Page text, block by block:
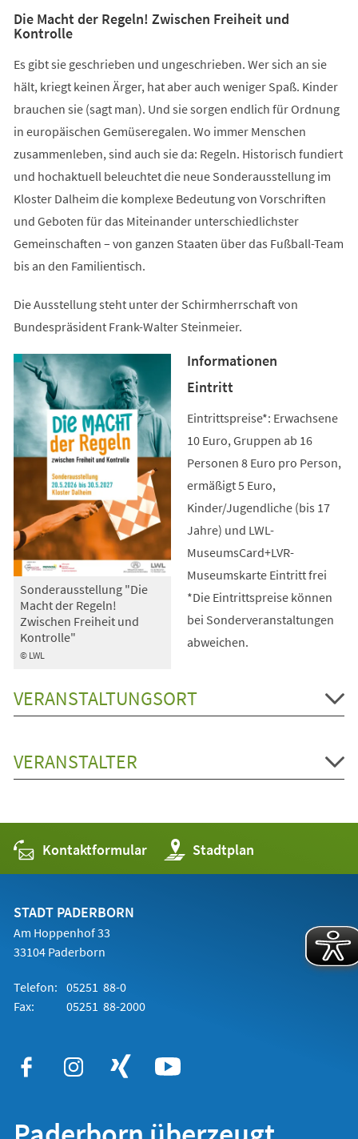
Die Macht der Regeln! Zwischen Freiheit und
Kontrolle
Es gibt sie geschrieben und ungeschrieben. Wer sich an sie
hält, kriegt keinen Ärger, hat aber auch weniger Spaß. Kinder
brauchen sie (sagt man). Und sie sorgen endlich für Ordnung
in europäischen Gemüseregalen. Wo immer Menschen
zusammenleben, sind auch sie da: Regeln. Historisch fundiert
und hochaktuell beleuchtet die neue Sonderausstellung im
Kloster Dalheim die komplexe Bedeutung von Vorschriften
und Geboten für das Miteinander unterschiedlichster
Gemeinschaften – von ganzen Staaten über das Fußball-Team
bis an den Familientisch.
Die Ausstellung steht unter der Schirmherrschaft von
Bundespräsident Frank-Walter Steinmeier.
© LWL
Sonderausstellung "Die
Macht der Regeln!
Zwischen Freiheit und
Kontrolle"
Informationen
Eintritt
Eintrittspreise*: Erwachsene
10 Euro, Gruppen ab 16
Personen 8 Euro pro Person,
ermäßigt 5 Euro,
Kinder/Jugendliche (bis 17
Jahre) und LWL-
MuseumsCard+LVR-
Museumskarte Eintritt frei
*Die Eintrittspreise können
bei Sonderveranstaltungen
abweichen.
VERANSTALTUNGSORT
VERANSTALTER
Kontaktformular Stadtplan
(Öffnet
in
einem
STADT PADERBORN
Am Hoppenhof 33
33104 Paderborn
Telefon: 05251 88-0
Fax:
05251 88-2000